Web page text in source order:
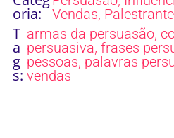
oria:
Vendas,
T
a
g
s:
armas da persuasão,
persuasiva, frases
pessoas, palavras
vendas